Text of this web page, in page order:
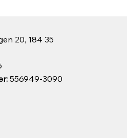
556949-3090
20, 184 35